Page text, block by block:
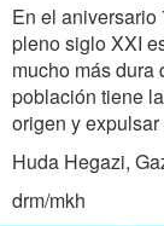
En el
pleno siglo XXI
mucho más dura
población tiene
origen y
Huda Hegazi,
drm/mkh